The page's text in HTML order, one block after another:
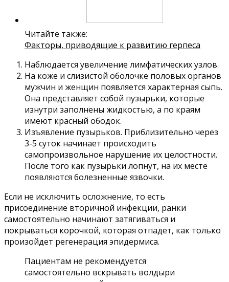
Читайте также:
Факторы, приводящие к развитию герпеса
Наблюдается увеличение лимфатических узлов.
На коже и слизистой оболочке половых органов
мужчин и женщин появляется характерная сыпь.
Она представляет собой пузырьки, которые
изнутри заполнены жидкостью, а по краям
имеют красный ободок.
Изъявление пузырьков. Приблизительно через
3-5 суток начинает происходить
самопроизвольное нарушение их целостности.
После того как пузырьки лопнут, на их месте
появляются болезненные язвочки.
Если не исключить осложнение, то есть
присоединение вторичной инфекции, ранки
самостоятельно начинают затягиваться и
покрываться корочкой, которая отпадет, как только
произойдет регенерация эпидермиса.
Пациентам не рекомендуется
самостоятельно вскрывать волдыри